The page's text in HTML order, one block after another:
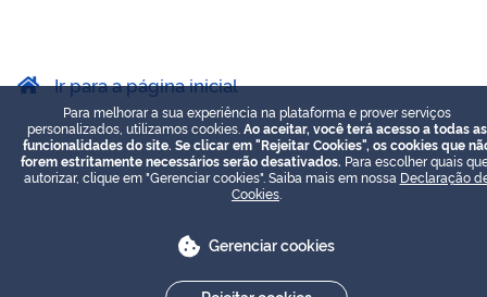
Ir para a página inicial
Para melhorar a sua experiência na plataforma e prover serviços
personalizados, utilizamos cookies. Ao aceitar, você terá acesso a todas as
funcionalidades do site. Se clicar em "Rejeitar Cookies", os cookies que
forem estritamente necessários serão desativados. Para escolher quais
autorizar, clique em "Gerenciar cookies". Saiba mais em nossa Declaração
Cookies
Gerenciar cookies